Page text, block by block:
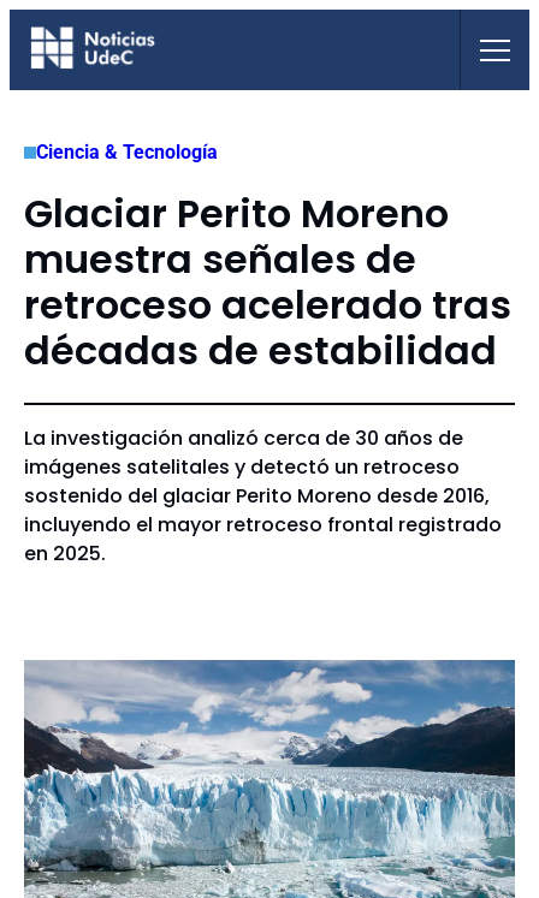
Saltar
Ciencia & Tecnología
Glaciar Perito Moreno
muestra señales de
retroceso acelerado tras
décadas de estabilidad
La investigación analizó cerca de 30 años de
imágenes satelitales y detectó un retroceso
sostenido del glaciar Perito Moreno desde 2016,
incluyendo el mayor retroceso frontal registrado
en 2025.